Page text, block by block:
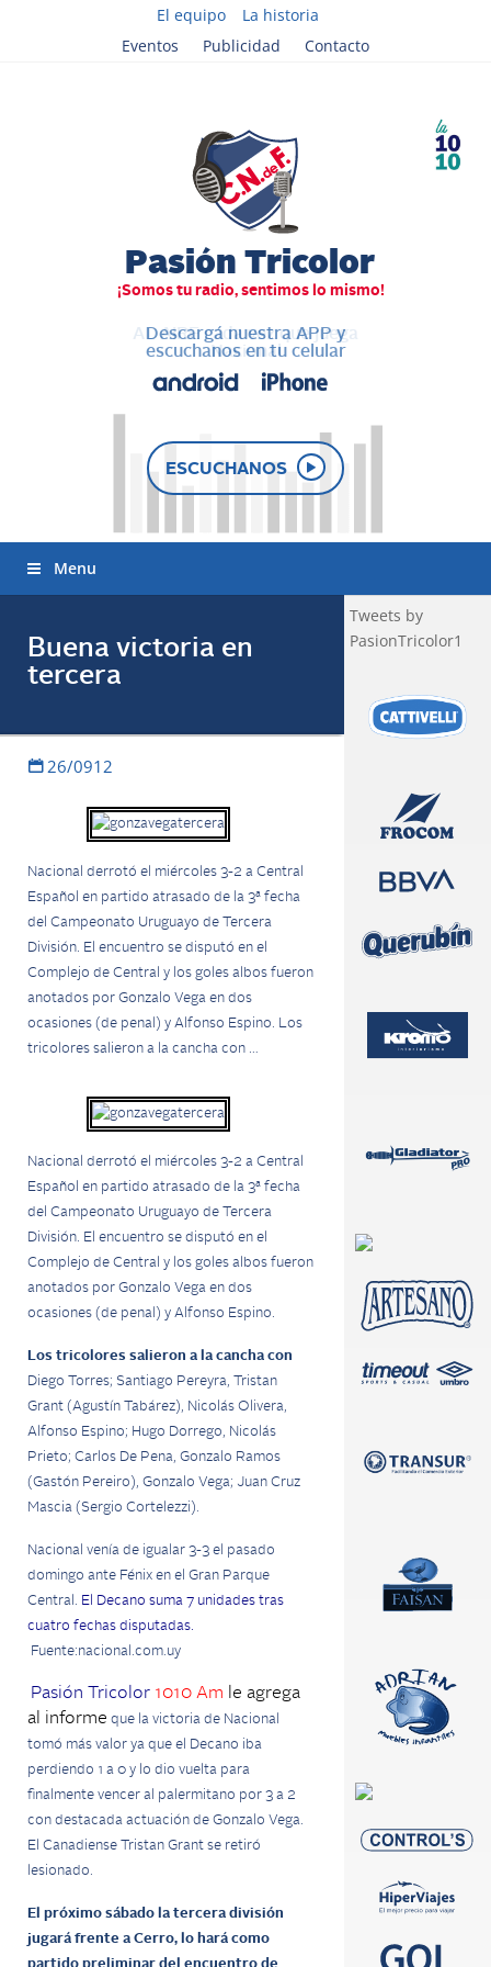
El equipo
La historia
Eventos
Publicidad Contacto
AL AIRE cada vez que juega
Nacional
Descargá nuestra APP y
escuchanos en tu celular
ESCUCHANOS
Menu
Buena victoria en
tercera
26/0912
Nacional derrotó el miércoles 3-2 a Central
Español en partido atrasado de la 3ª fecha
del Campeonato Uruguayo de Tercera
División. El encuentro se disputó en el
Complejo de Central y los goles albos fueron
anotados por Gonzalo Vega en dos
ocasiones (de penal) y Alfonso Espino. Los
tricolores salieron a la cancha con …
Nacional derrotó el miércoles 3-2 a Central
Español en partido atrasado de la 3ª fecha
del Campeonato Uruguayo de Tercera
División. El encuentro se disputó en el
Complejo de Central y los goles albos fueron
anotados por Gonzalo Vega en dos
ocasiones (de penal) y Alfonso Espino.
Los tricolores salieron a la cancha con
Diego Torres; Santiago Pereyra, Tristan
Grant (Agustín Tabárez), Nicolás Olivera,
Alfonso Espino; Hugo Dorrego, Nicolás
Prieto; Carlos De Pena, Gonzalo Ramos
(Gastón Pereiro), Gonzalo Vega; Juan Cruz
Mascia (Sergio Cortelezzi).
Nacional venía de igualar 3-3 el pasado
domingo ante Fénix en el Gran Parque
Central. El Decano suma 7 unidades tras
cuatro fechas disputadas.
Fuente:nacional.com.uy
Pasión Tricolor 1010 Am le agrega
al informe que la victoria de Nacional
tomó más valor ya que el Decano iba
perdiendo 1 a 0 y lo dio vuelta para
finalmente vencer al palermitano por 3 a 2
con destacada actuación de Gonzalo Vega.
El Canadiense Tristan Grant se retiró
lesionado.
El próximo sábado la tercera división
jugará frente a Cerro, lo hará como
Tweets by
PasionTricolor1